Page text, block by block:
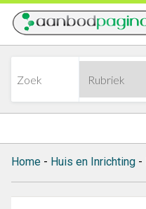
Home - Huis en Inrichting -